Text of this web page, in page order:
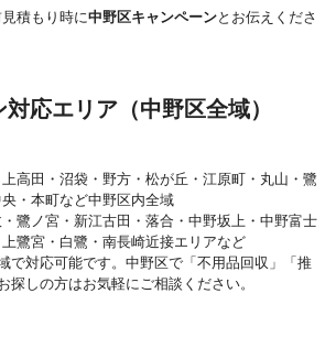
積もり時に中野区キャンペーンとお伝えくださ
応エリア（中野区全域）
高田・沼袋・野方・松が丘・江原町・丸山・鷺
・本町など中野区内全域
鷺ノ宮・新江古田・落合・中野坂上・中野富士
鷺宮・白鷺・南長崎近接エリアなど
で対応可能です。中野区で「不用品回収」「推
探しの方はお気軽にご相談ください。